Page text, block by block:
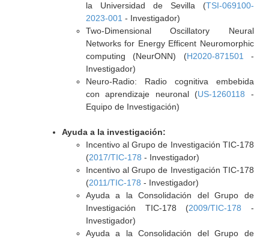
la Universidad de Sevilla (TSI-069100-
2023-001 - Investigador)
Two-Dimensional Oscillatory Neural
Networks for Energy Efficent Neuromorphic
computing (NeurONN) (H2020-871501
-
Investigador)
Neuro-Radio: Radio cognitiva embebida
con aprendizaje neuronal (US-1260118 -
Equipo de Investigación)
Ayuda a la investigación:
Incentivo al Grupo de Investigación TIC-178
(2017/TIC-178 - Investigador)
Incentivo al Grupo de Investigación TIC-178
(2011/TIC-178 - Investigador)
Ayuda a la Consolidación del Grupo de
Investigación TIC-178 (2009/TIC-178 -
Investigador)
Ayuda a la Consolidación del Grupo de